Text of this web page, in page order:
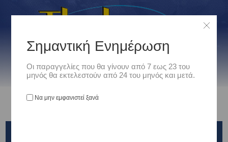
Σημαντική Ενημέρωση
Οι παραγγελίες που θα γίνουν από 7 εως 23 του
μηνός θα εκτελεστούν από 24 του μηνός και μετά.
Να μην εμφανιστεί ξανά